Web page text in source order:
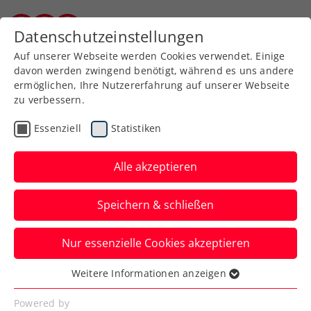
Zurück zur Newsübersicht
Turniere
Generali Open Kitzbühel:
Misolic kann Erfolgslauf
nicht wiederholen
Für den Vorjahresfinalisten kommt beim
ATP-Turnier in Tirol diesmal in Runde
eins das Aus.
Verfasst von: Manuel Wachta, 31.07.2023
Datenschutzeinstellungen
Auf unserer Webseite werden Cookies verwendet. Einige
davon werden zwingend benötigt, während es uns andere
ermöglichen, Ihre Nutzererfahrung auf unserer Webseite
zu verbessern.
Essenziell Statistiken
Alle akzeptieren
Speichern & schließen
Nur essenzielle Cookies akzeptieren
Essenziell
Essenzielle Cookies werden für grundlegende
Weitere Informationen anzeigen
Powered by